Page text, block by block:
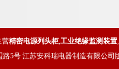
营精密电源列头柜,工业绝缘监测装置,
5号 江苏安科瑞电器制造有限公司